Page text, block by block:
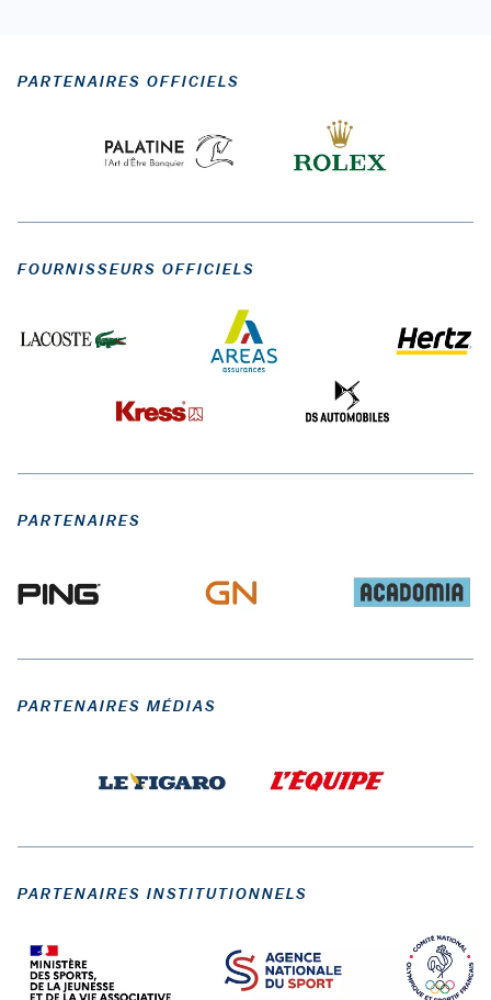
PARTENAIRES OFFICIELS
FOURNISSEURS OFFICIELS
PARTENAIRES
PARTENAIRES MÉDIAS
PARTENAIRES INSTITUTIONNELS